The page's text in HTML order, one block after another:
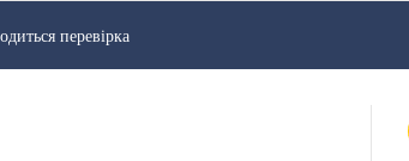
перевірка